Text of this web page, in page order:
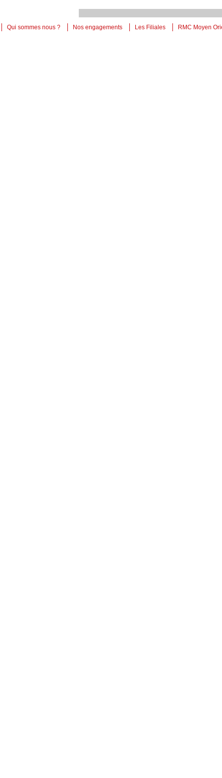
Qui sommes nous ? Nos engagements Les Filiales RMC Moyen